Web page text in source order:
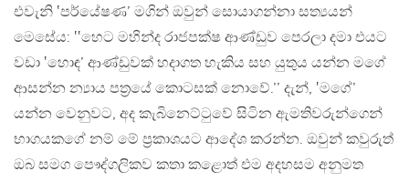
එවැනි ‛පර්යේෂණ’ මගින් ඔවුන් සොයාගන්නා සත්‍යයන්
මෙසේය: ‛‛හෙට මහින්ද රාජපක්ෂ ආණ්ඩුව පෙරලා දමා එයට
වඩා ‛හොඳ’ ආණ්ඩුවක් හදාගත හැකිය සහ යුතුය යන්න මගේ
ආසන්න න්‍යාය පත්‍රයේ කොටසක් නොවේ.’’ දැන්, ‛මගේ’
යන්න වෙනුවට, අද කැබිනෙට්ටුවේ සිටින ඇමතිවරුන්ගෙන්
භාගයකගේ නම් මේ ප්‍රකාශයට ආදේශ කරන්න. ඔවුන් කවුරුත්
ඔබ සමග පෞද්ගලිකව කතා කළොත් එම අදහසම අනුමත